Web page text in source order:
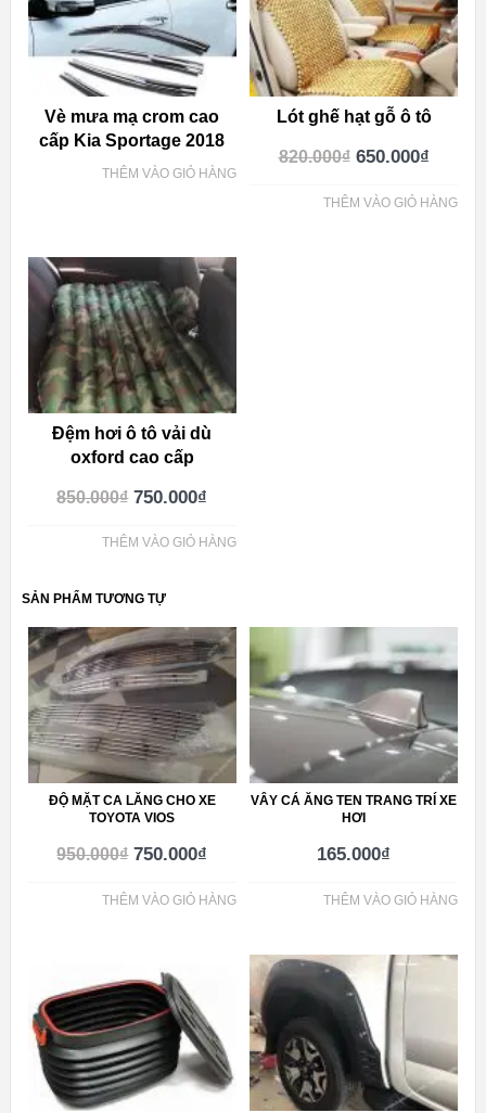
Vè mưa mạ crom cao
cấp Kia Sportage 2018
THÊM VÀO GIỎ HÀNG
Lót ghế hạt gỗ ô tô
820.000₫ 650.000₫
THÊM VÀO GIỎ HÀNG
Đệm hơi ô tô vải dù
oxford cao cấp
850.000₫ 750.000₫
THÊM VÀO GIỎ HÀNG
SẢN PHẨM TƯƠNG TỰ
ĐỘ MẶT CA LĂNG CHO XE
TOYOTA VIOS
950.000₫ 750.000₫
THÊM VÀO GIỎ HÀNG
VÂY CÁ ĂNG TEN TRANG TRÍ XE
HƠI
165.000₫
THÊM VÀO GIỎ HÀNG